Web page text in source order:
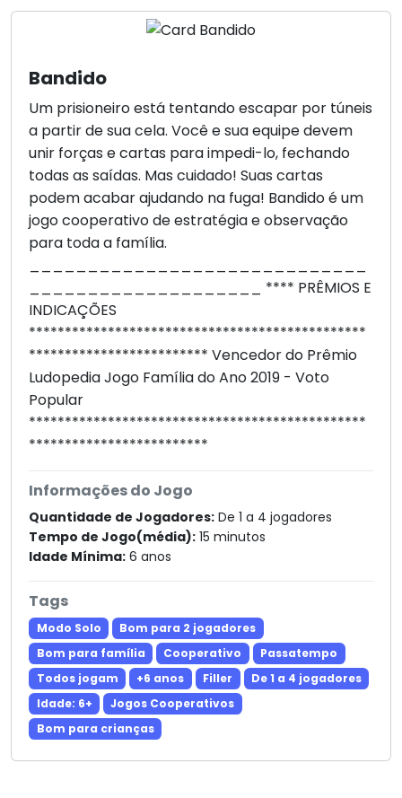
Bandido
Um prisioneiro está tentando escapar por túneis
a partir de sua cela. Você e sua equipe devem
unir forças e cartas para impedi-lo, fechando
todas as saídas. Mas cuidado! Suas cartas
podem acabar ajudando na fuga! Bandido é um
jogo cooperativo de estratégia e observação
para toda a família.
____________________ **** PRÊMIOS E
INDICAÇÕES
***********************************************
************************* Vencedor do Prêmio
Ludopedia Jogo Família do Ano 2019 - Voto
Popular
***********************************************
*************************
Informações do Jogo
Quantidade de Jogadores: De 1 a 4 jogadores
Tempo de Jogo(média): 15 minutos
Idade Mínima: 6 anos
Tags
Modo Solo
Bom para 2 jogadores
Bom para família
Cooperativo
Passatempo
Todos jogam
+6 anos Filler
De 1 a 4 jogadores
Idade: 6+
Jogos Cooperativos
Bom para crianças